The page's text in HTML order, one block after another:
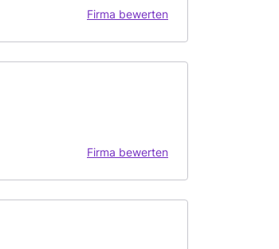
Firma bewerten
Firma bewerten